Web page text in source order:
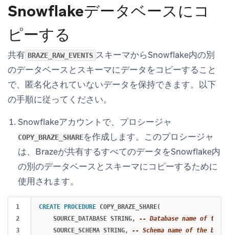
Snowflakeデータベースにコ
ピーする
共有 BRAZE_RAW_EVENTS スキーマからSnowflake内の別
のデータベースとスキーマにデータをコピーすること
で、匿名化されていないデータを保持できます。以下
の手順に従ってください。
Snowflakeアカウントで、プロシージャ
COPY_BRAZE_SHAREを作成します。このプロシージャ
は、Brazeが共有するすべてのデータをSnowflake内
の別のデータベースとスキーマにコピーするために
使用されます。
1
2
3
CREATE PROCEDURE COPY_BRAZE_SHARE(
SOURCE_DATABASE STRING,
-- Database name of the
SOURCE_SCHEMA STRING, -- Schema name of the